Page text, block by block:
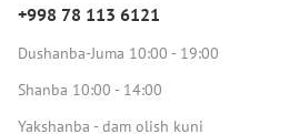
+998 78 113 6121
Dushanba-Juma 10:00 - 19:00
Shanba 10:00 - 14:00
Yakshanba - dam olish kuni